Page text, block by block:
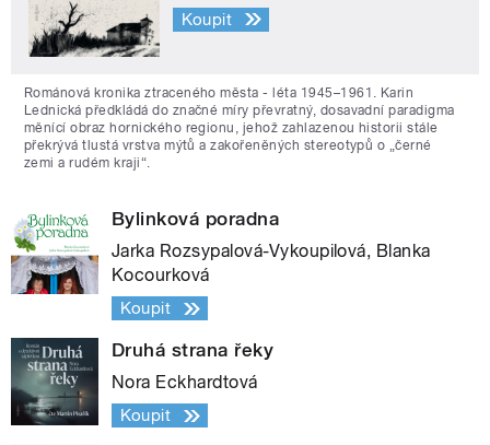
Koupit
Románová kronika ztraceného města - léta 1945–1961. Karin
Lednická předkládá do značné míry převratný, dosavadní paradigma
měnící obraz hornického regionu, jehož zahlazenou historii stále
překrývá tlustá vrstva mýtů a zakořeněných stereotypů o „černé
zemi a rudém kraji“.
Bylinková poradna
Jarka Rozsypalová-Vykoupilová, Blanka
Kocourková
Koupit
Druhá strana řeky
Nora Eckhardtová
Koupit